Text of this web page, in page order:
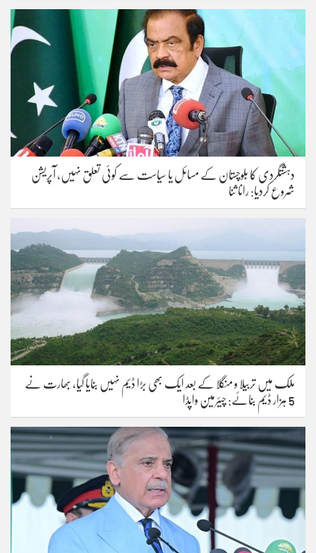
دہشتگردی کا بلوچستان کے مسائل یا سیاست سے کوئی تعلق نہیں، آپریشن
شروع کردیا: رانا ثنا
ملک میں تربیلا و منگلا کے بعد ایک بھی بڑا ڈیم نہیں بنایا گیا، بھارت نے
5 ہزار ڈیم بنائے: چیئرمین واپڈا